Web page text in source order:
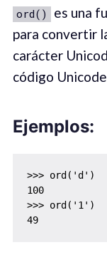
ord()
es una
para convertir
carácter
código
Ejemplos:
>>> ord('d')
100
>>> ord('1')
49